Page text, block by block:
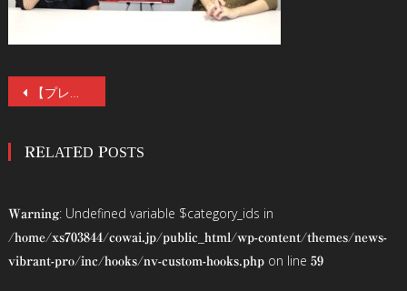
投
ナ
ゲ
ー
【プレゼント】映画『口に関するアンケート』公開記念、清水崇監督×原作者・背筋【制作秘話暴露】対談(前編)。「ポスターはとんだ“騙(だま)し討ち”(笑)」サイン色紙を抽選でプレゼント
RELATED POSTS
Warning: Undefined variable $category_ids in
/home/xs703844/cowai.jp/public_html/wp-content/themes/news-
vibrant-pro/inc/hooks/nv-custom-hooks.phpon line 59